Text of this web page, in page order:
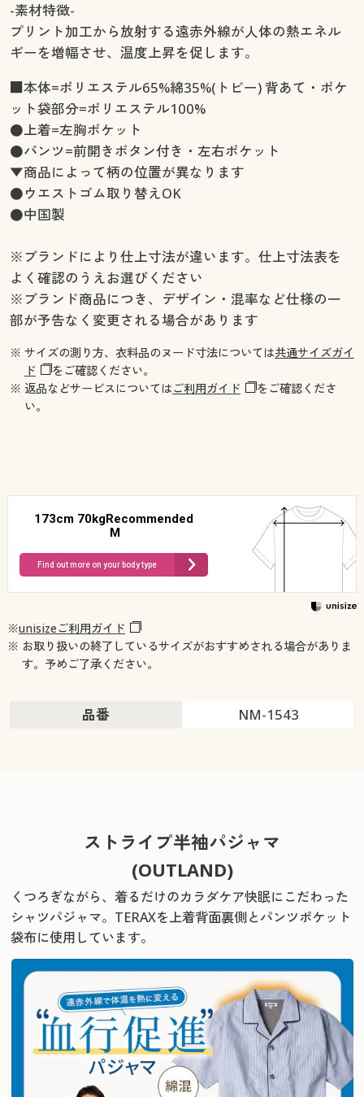
-素材特徴-
プリント加工から放射する遠赤外線が人体の熱エネル
ギーを増幅させ、温度上昇を促します。
■本体=ポリエステル65%綿35%(トビー) 背あて・ポケ
ット袋部分=ポリエステル100%
●上着=左胸ポケット
●パンツ=前開きボタン付き・左右ポケット
▼商品によって柄の位置が異なります
●ウエストゴム取り替えOK
●中国製
※ブランドにより仕上寸法が違います。仕上寸法表を
よく確認のうえお選びください
※ブランド商品につき、デザイン・混率など仕様の一
部が予告なく変更される場合があります
※ サイズの測り方、衣料品のヌード寸法については共通サイズガイ
ド
をご確認ください。
※ 返品などサービスについてはご利用ガイド
をご確認くださ
い。
173cm 70kgRecommended
M
Find out more on your body type
※unisizeご利用ガイド
※ お取り扱いの終了しているサイズがおすすめされる場合がありま
す。予めご了承ください。
品番 NM-1543
ストライプ半袖パジャマ
(OUTLAND)
くつろぎながら、着るだけのカラダケア快眠にこだわった
シャツパジャマ。 TERAXを上着背面裏側とパンツポケット
袋布に使用しています。